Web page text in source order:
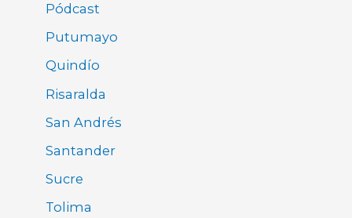
Pódcast
Putumayo
Quindío
Risaralda
San Andrés
Santander
Sucre
Tolima